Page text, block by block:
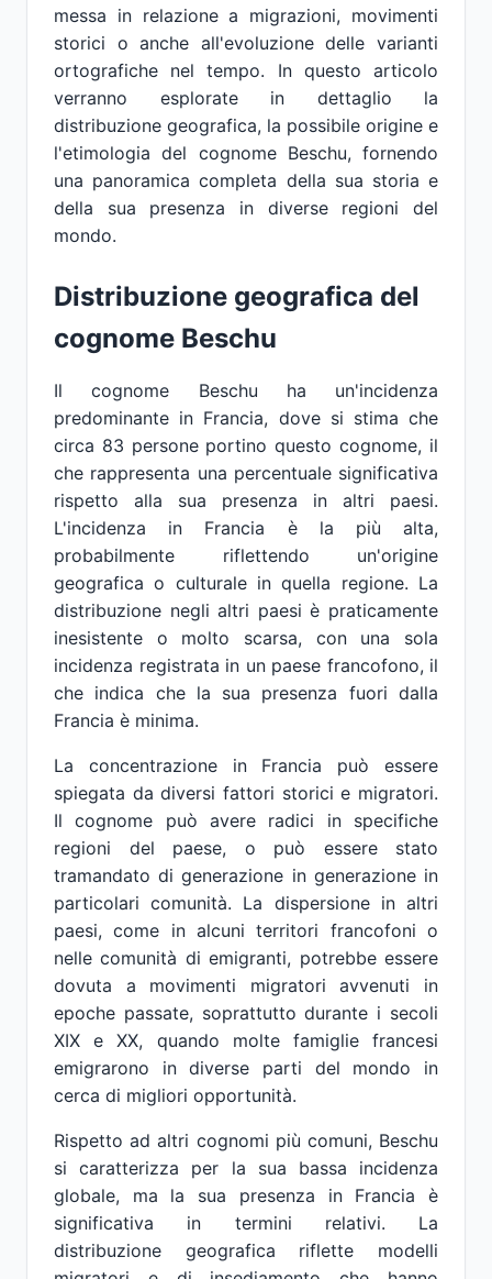
messa in relazione a migrazioni, movimenti
storici o anche all'evoluzione delle varianti
ortografiche nel tempo. In questo articolo
verranno esplorate in dettaglio la
distribuzione geografica, la possibile origine e
l'etimologia del cognome Beschu, fornendo
una panoramica completa della sua storia e
della sua presenza in diverse regioni del
mondo.
Distribuzione geografica del
cognome Beschu
Il cognome Beschu ha un'incidenza
predominante in Francia, dove si stima che
circa 83 persone portino questo cognome, il
che rappresenta una percentuale significativa
rispetto alla sua presenza in altri paesi.
L'incidenza in Francia è la più alta,
probabilmente riflettendo un'origine
geografica o culturale in quella regione. La
distribuzione negli altri paesi è praticamente
inesistente o molto scarsa, con una sola
incidenza registrata in un paese francofono, il
che indica che la sua presenza fuori dalla
Francia è minima.
La concentrazione in Francia può essere
spiegata da diversi fattori storici e migratori.
Il cognome può avere radici in specifiche
regioni del paese, o può essere stato
tramandato di generazione in generazione in
particolari comunità. La dispersione in altri
paesi, come in alcuni territori francofoni o
nelle comunità di emigranti, potrebbe essere
dovuta a movimenti migratori avvenuti in
epoche passate, soprattutto durante i secoli
XIX e XX, quando molte famiglie francesi
emigrarono in diverse parti del mondo in
cerca di migliori opportunità.
Rispetto ad altri cognomi più comuni, Beschu
si caratterizza per la sua bassa incidenza
globale, ma la sua presenza in Francia è
significativa in termini relativi. La
distribuzione geografica riflette modelli